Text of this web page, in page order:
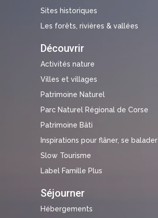
Sites historiques
Les forêts, rivières & vallées
Découvrir
Activités nature
Villes et villages
Patrimoine Naturel
Parc Naturel Régional de Corse
Patrimoine Bâti
Inspirations pour flâner, se balader
Slow Tourisme
Label Famille Plus
Séjourner
Hébergements